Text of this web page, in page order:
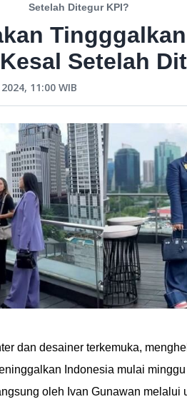
Setelah Ditegur KPI?
Setelah
11:00 WIB
dan desainer terkemuka,
Indonesia mulai
oleh Ivan Gunawan melalui